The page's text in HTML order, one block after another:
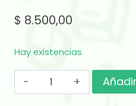
$ 8.500,00
Hay existencias
Gajo
Mini